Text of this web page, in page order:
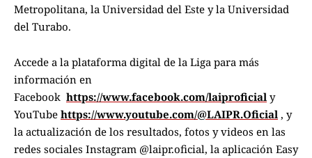
Metropolitana, la Universidad del Este y la Universidad
del Turabo.
Accede a la plataforma digital de la Liga para más
información en
Facebook https://www.facebook.com/laiproficial y
YouTube https://www.youtube.com/@LAIPR.Oficial , y
la actualización de los resultados, fotos y videos en las
redes sociales Instagram @laipr.oficial, la aplicación Easy